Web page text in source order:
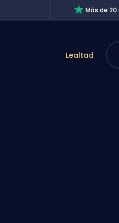
Más de
Lealtad